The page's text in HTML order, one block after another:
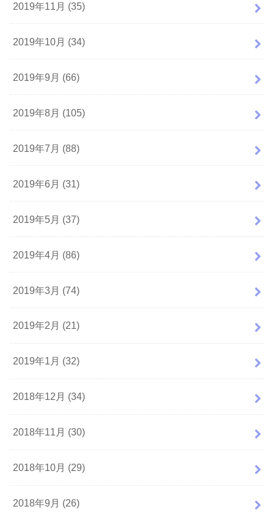
2019年11月 (35)
2019年10月 (34)
2019年9月 (66)
2019年8月 (105)
2019年7月 (88)
2019年6月 (31)
2019年5月 (37)
2019年4月 (86)
2019年3月 (74)
2019年2月 (21)
2019年1月 (32)
2018年12月 (34)
2018年11月 (30)
2018年10月 (29)
2018年9月 (26)